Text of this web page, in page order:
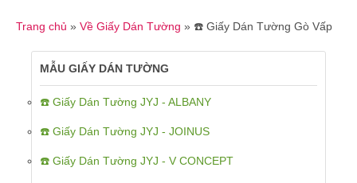
Trang chủ » Về Giấy Dán Tường » ☎️ Giấy Dán Tường Gò Vấp
MẪU GIẤY DÁN TƯỜNG
☎️ Giấy Dán Tường JYJ - ALBANY
☎️ Giấy Dán Tường JYJ - JOINUS
☎️ Giấy Dán Tường JYJ - V CONCEPT